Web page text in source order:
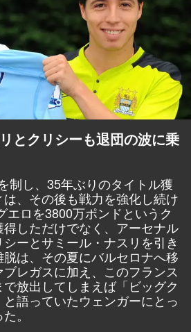
とクリシーも退団の波に乗
制し、35年ぶりのタイトル獲
、その後も戦力を強化し続け
エロを3800万ポンドというク
しただけでなく、アーセナル
ーとサミール・ナスリを引き
は、その夏にバルセロナへ移
レガスに加え、このフランス
放出してしまえば「ビッグク
語っていたウェンガーにとっ
。